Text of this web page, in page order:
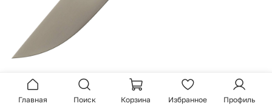
Стабилизированная древесина - это дерево,
пропитанное специальными составами, часто на
Главная Поиск Корзина Избранное Профиль